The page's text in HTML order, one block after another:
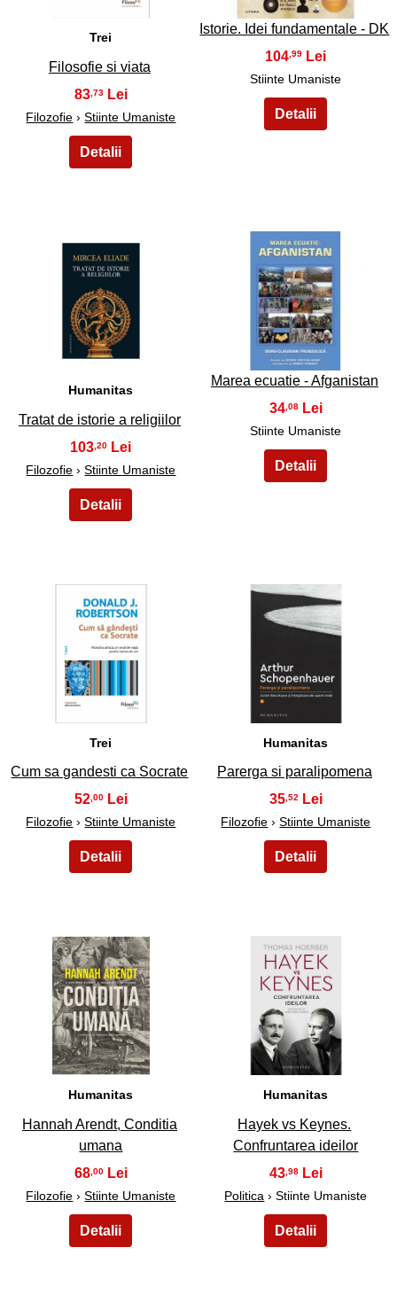
Trei
Filosofie si viata
83 ,73
Filozofie ›Stiinte Umaniste
Istorie. Idei fundamentale - DK
104,99
Stiinte Umaniste
37
Humanitas
Tratat de istorie a religiilor
103 ,20
Filozofie ›Stiinte Umaniste
38
Marea ecuatie - Afganistan
34 ,08
Stiinte Umaniste
39
Trei
Cum sa gandesti ca Socrate
52 ,00
Filozofie ›Stiinte Umaniste
40
Humanitas
Parerga si paralipomena
35,52
Filozofie ›Stiinte Umaniste
41
Humanitas
Hannah Arendt, Conditia
umana
68 ,00
Filozofie ›Stiinte Umaniste
42
Humanitas
Hayek vs Keynes.
Confruntarea ideilor
43 ,98
Politica › Stiinte Umaniste